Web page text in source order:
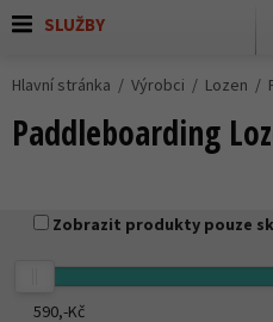
SLUŽBY
Hlavní stránka Výrobci Lozen
Paddleboarding
Zobrazit produkty pouze
590,-Kč